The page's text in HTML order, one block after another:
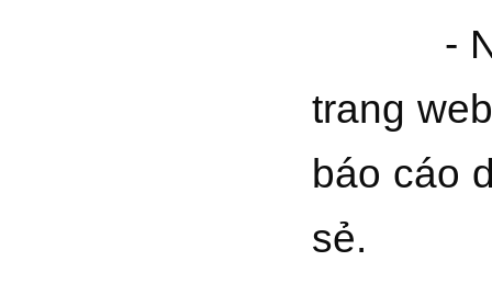
-
trang
báo cáo
sẻ.